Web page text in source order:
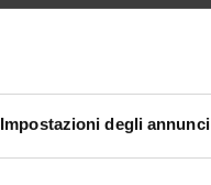
Impostazioni degli annunci